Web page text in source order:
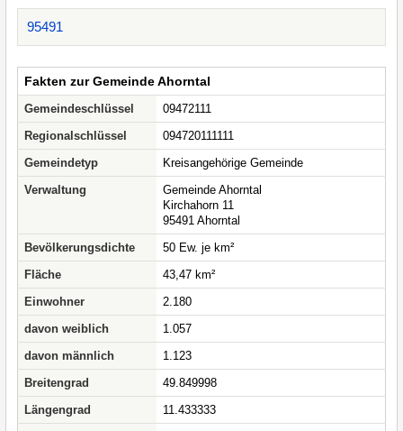
95491
Fakten zur Gemeinde Ahorntal
Gemeindeschlüssel
09472111
Regionalschlüssel
094720111111
Gemeindetyp
Kreisangehörige Gemeinde
Verwaltung
Gemeinde Ahorntal
Kirchahorn 11
95491 Ahorntal
Bevölkerungsdichte
50 Ew. je km²
Fläche
43,47 km²
Einwohner
2.180
davon weiblich
1.057
davon männlich
1.123
Breitengrad
49.849998
Längengrad
11.433333